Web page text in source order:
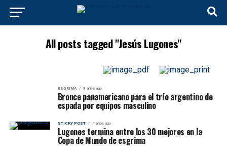
All posts tagged "Jesús Lugones"
ESGRIMA 3 años ago
Bronce panamericano para el trío argentino de
espada por equipos masculino
STICKY POST 4 años ago
Lugones termina entre los 30 mejores en la
Copa de Mundo de esgrima